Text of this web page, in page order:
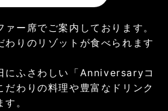
ー席でご案内しております。
わりのリゾットが食べられます
にふさわしい「Anniversaryコ
だわりの料理や豊富なドリンク
。